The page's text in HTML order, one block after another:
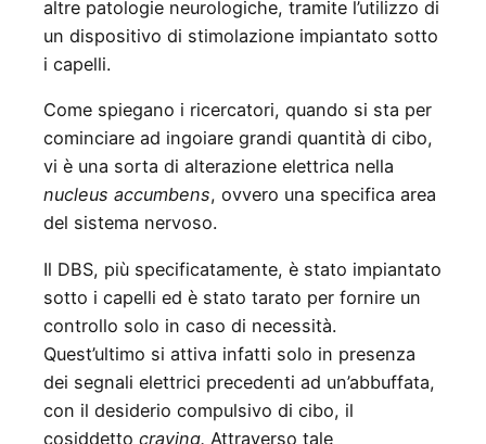
altre patologie neurologiche, tramite l’utilizzo di
un dispositivo di stimolazione impiantato sotto
i capelli.
Come spiegano i ricercatori, quando si sta per
cominciare ad ingoiare grandi quantità di cibo,
vi è una sorta di alterazione elettrica nella
nucleus accumbens, ovvero una specifica area
del sistema nervoso.
Il DBS, più specificatamente, è stato impiantato
sotto i capelli ed è stato tarato per fornire un
controllo solo in caso di necessità.
Quest’ultimo si attiva infatti solo in presenza
dei segnali elettrici precedenti ad un’abbuffata,
con il desiderio compulsivo di cibo, il
cosiddetto craving. Attraverso tale